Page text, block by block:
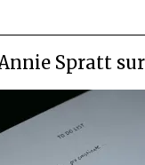
Spratt